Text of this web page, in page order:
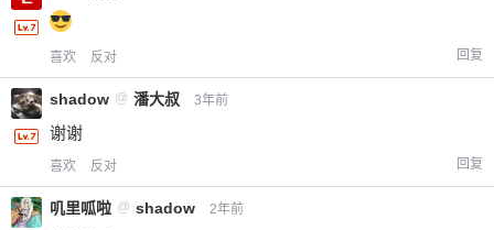
喜欢 反对 回复
shadow @ 潘大叔 3年前
谢谢
喜欢 反对 回复
叽里呱啦 @ shadow 2年前